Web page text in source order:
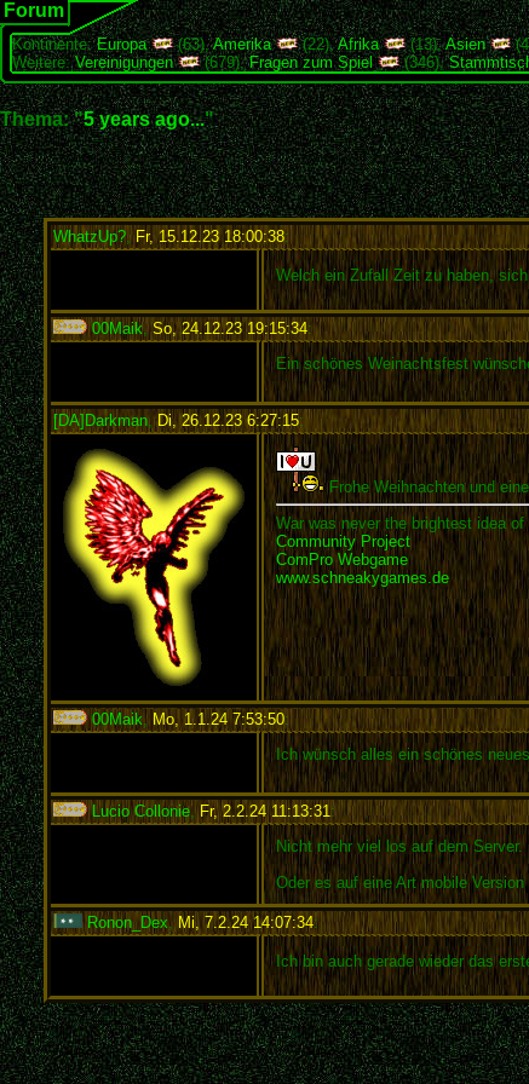
Forum
Kontinente:Europa (63),Amerika (22),Afrika (13),Asien
Weitere:Vereinigungen (679),Fragen zum Spiel (346),
Thema: "5 years ago..."
WhatzUp?,Fr, 15.12.23 18:00:38:
Welch ein Zufall Zeit zu haben,
00Maik, So, 24.12.23 19:15:34:
Ein schönes Weinachtsfest
[DA]Darkman,Di, 26.12.23 6:27:15:
Frohe Weihnachten und
War was never the brightest idea
Community Project
ComPro Webgame
www.schneakygames.de
00Maik Mo, 1.1.24 7:53:50:
Ich wünsch alles ein schönes
Lucio Collonie,Fr, 2.2.24 11:13:31 :
Nicht mehr viel los auf dem
Oder es auf eine Art mobile Version
Ronon_Dex, Mi, 7.2.24 14:07:34:
Ich bin auch gerade wieder das